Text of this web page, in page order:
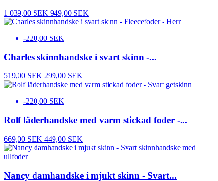
1 039,00 SEK 949,00 SEK
-220,00 SEK
Charles skinnhandske i svart skinn -...
519,00 SEK 299,00 SEK
-220,00 SEK
Rolf läderhandske med varm stickad foder -...
669,00 SEK 449,00 SEK
Nancy damhandske i mjukt skinn - Svart...